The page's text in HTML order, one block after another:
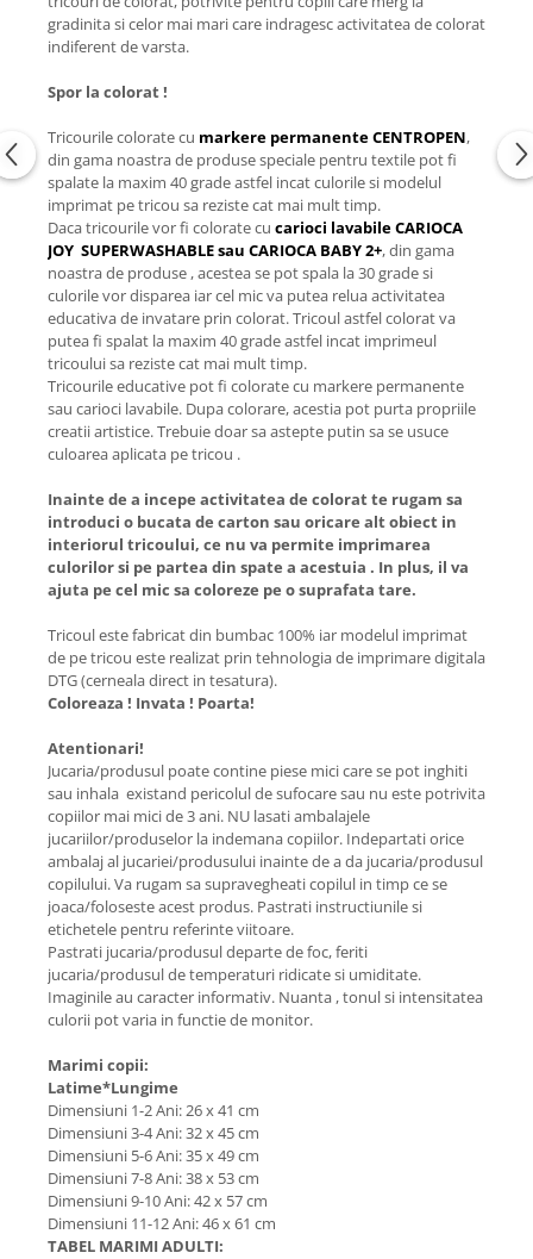
gradinita si celor mai mari care indragesc activitatea de colorat
indiferent de varsta.
Spor la colorat !
Tricourile colorate cu markere permanente CENTROPEN,
din gama noastra de produse speciale pentru textile pot fi
spalate la maxim 40 grade astfel incat culorile si modelul
imprimat pe tricou sa reziste cat mai mult timp.
Daca tricourile vor fi colorate cu carioci lavabile CARIOCA
JOY SUPERWASHABLE sau CARIOCA BABY 2+, din gama
noastra de produse , acestea se pot spala la 30 grade si
culorile vor disparea iar cel mic va putea relua activitatea
educativa de invatare prin colorat. Tricoul astfel colorat va
putea fi spalat la maxim 40 grade astfel incat imprimeul
tricoului sa reziste cat mai mult timp.
Tricourile educative pot fi colorate cu markere permanente
sau carioci lavabile. Dupa colorare, acestia pot purta propriile
creatii artistice. Trebuie doar sa astepte putin sa se usuce
culoarea aplicata pe tricou .
Inainte de a incepe activitatea de colorat te rugam sa
introduci o bucata de carton sau oricare alt obiect in
interiorul tricoului, ce nu va permite imprimarea
culorilor si pe partea din spate a acestuia . In plus, il va
ajuta pe cel mic sa coloreze pe o suprafata tare.
Tricoul este fabricat din bumbac 100% iar modelul imprimat
de pe tricou este realizat prin tehnologia de imprimare digitala
DTG (cerneala direct in tesatura).
Coloreaza ! Invata ! Poarta!
Atentionari!
Jucaria/produsul poate contine piese mici care se pot inghiti
sau inhala existand pericolul de sufocare sau nu este potrivita
copiilor mai mici de 3 ani. NU lasati ambalajele
jucariilor/produselor la indemana copiilor. Indepartati orice
ambalaj al jucariei/produsului inainte de a da jucaria/produsul
copilului. Va rugam sa supravegheati copilul in timp ce se
joaca/foloseste acest produs. Pastrati instructiunile si
etichetele pentru referinte viitoare.
Pastrati jucaria/produsul departe de foc, feriti
jucaria/produsul de temperaturi ridicate si umiditate.
Imaginile au caracter informativ. Nuanta , tonul si intensitatea
culorii pot varia in functie de monitor.
Marimi copii:
Latime*Lungime
Dimensiuni 1-2 Ani: 26 x 41 cm
Dimensiuni 3-4 Ani: 32 x 45 cm
Dimensiuni 5-6 Ani: 35 x 49 cm
Dimensiuni 7-8 Ani: 38 x 53 cm
Dimensiuni 9-10 Ani: 42 x 57 cm
Dimensiuni 11-12 Ani: 46 x 61 cm
TABEL MARIMI ADULTI: